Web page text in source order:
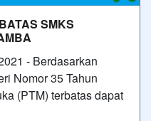
SMKS
- Berdasarkan
Nomor 35 Tahun
(PTM) terbatas dapat